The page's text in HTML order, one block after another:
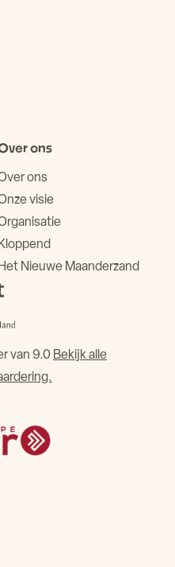
ons
ons
visie
Nieuwe Maanderzand
van 9.0 Bekijk alle